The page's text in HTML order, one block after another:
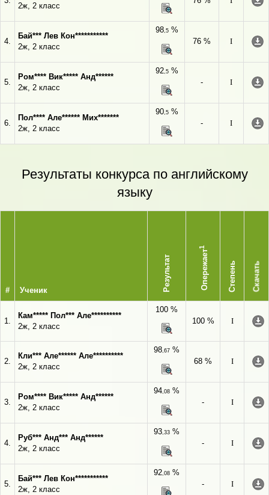
2ж, 2 класс
4.
Бай*** Лев Кон***********
2ж, 2 класс
98,5 %
76 %
I
5.
Ром**** Вик***** Анд******
2ж, 2 класс
92,5 %
-
I
6.
Пол**** Але****** Мих*******
2ж, 2 класс
90,5 %
-
I
Результаты конкурса по английскому
языку
# Ученик Результат Опережает
1
Степень Скачать
1.
Кам***** Пол*** Але**********
2ж, 2 класс
100 %
100 %
I
2.
Кли*** Але****** Але**********
2ж, 2 класс
98,67 %
68 %
I
3.
Ром**** Вик***** Анд******
2ж, 2 класс
94,08 %
-
I
4.
Руб*** Анд*** Анд******
2ж, 2 класс
93,33 %
-
I
5.
Бай*** Лев Кон***********
2ж, 2 класс
92,08 %
-
I